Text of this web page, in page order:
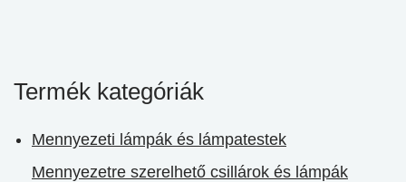
Termék kategóriák
Mennyezeti lámpák és lámpatestek
Mennyezetre szerelhető csillárok és lámpák